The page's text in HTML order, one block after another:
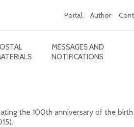
Portal Author
MESSAGES AND
NOTIFICATIONS
the 100th anniversary of the